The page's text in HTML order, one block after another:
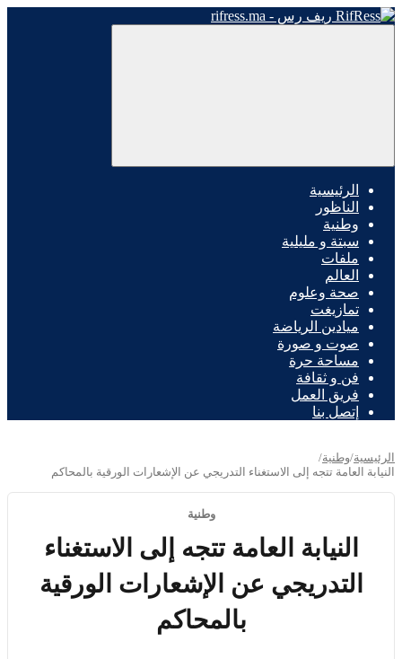
الرئيسية
الناظور
وطنية
سبتة و مليلية
ملفات
العالم
صحة وعلوم
تمازيغت
ميادين الرياضة
صوت و صورة
مساحة حرة
فن و ثقافة
فريق العمل
إتصل بنا
الرئيسية/وطنية/
النيابة العامة تتجه إلى الاستغناء التدريجي عن الإشعارات الورقية بالمحاكم
وطنية
النيابة العامة تتجه إلى الاستغناء
التدريجي عن الإشعارات الورقية
بالمحاكم